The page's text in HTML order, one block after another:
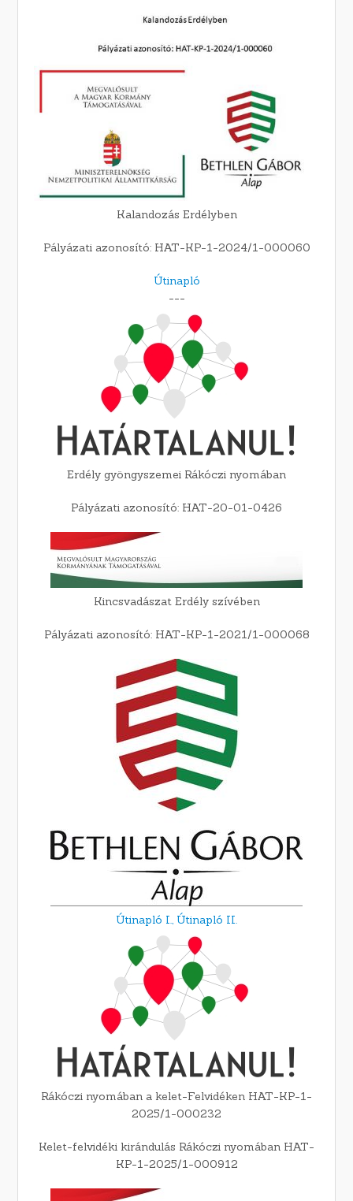
Kalandozás Erdélyben
Pályázati azonosító: HAT-KP-1-2024/1-000060
Útinapló
---
Erdély gyöngyszemei Rákóczi nyomában
Pályázati azonosító: HAT-20-01-0426
Kincsvadászat Erdély szívében
Pályázati azonosító: HAT-KP-1-2021/1-000068
Útinapló I., Útinapló II.
Rákóczi nyomában a kelet-Felvidéken HAT-KP-1-
2025/1-000232
Kelet-felvidéki kirándulás Rákóczi nyomában HAT-
KP-1-2025/1-000912